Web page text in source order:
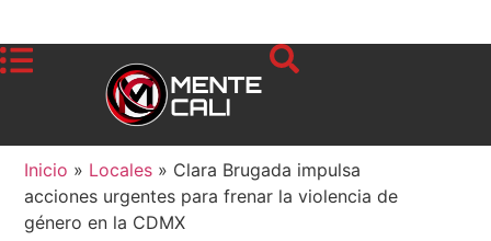
Inicio » Locales » Clara Brugada impulsa
acciones urgentes para frenar la violencia de
género en la CDMX